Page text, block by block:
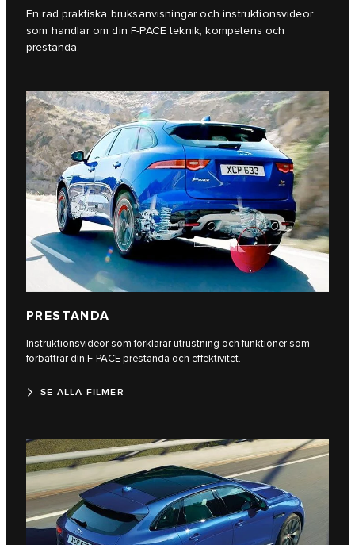
En rad praktiska bruksanvisningar och instruktionsvideor
som handlar om din F‑PACE teknik, kompetens och
prestanda.
PRESTANDA
Instruktionsvideor som förklarar utrustning och funktioner som
förbättrar din F-PACE prestanda och effektivitet.
SE ALLA FILMER